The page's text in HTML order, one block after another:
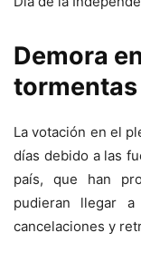
Demora
tormentas
La votación en el
días debido a las
país, que han
pudieran llegar
cancelaciones y